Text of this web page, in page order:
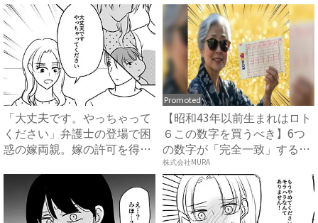
「大丈夫です。やっちゃって
ください」弁護士の登場で困
惑の嫁両親。嫁の許可を得た
Promoted
【昭和43年以前生まれはロト
６この数字を買うべき】6つ
の数字が「完全一致」する
方...
株式会社MURA